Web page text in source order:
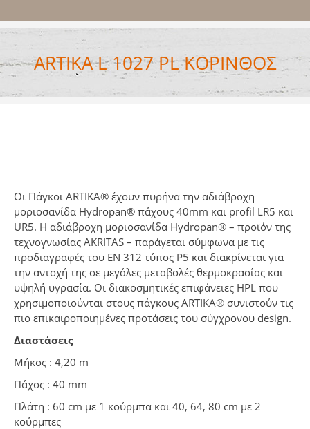
ARTIKA L 1027 PL ΚΟΡΙΝΘΟΣ
Οι Πάγκοι ARTIKA® έχουν πυρήνα την αδιάβροχη
μοριοσανίδα Ηydropan® πάχους 40mm και profil LR5 και
UR5. H αδιάβροχη μοριοσανίδα Hydropan® – προϊόν της
τεχνογνωσίας AKRITAS – παράγεται σύμφωνα με τις
προδιαγραφές του ΕΝ 312 τύπος P5 και διακρίνεται για
την αντοχή της σε μεγάλες μεταβολές θερμοκρασίας και
υψηλή υγρασία. Οι διακοσμητικές επιφάνειες HPL που
χρησιμοποιούνται στους πάγκους ARTIKA® συνιστούν τις
πιο επικαιροποιημένες προτάσεις του σύγχρονου design.
Διαστάσεις
Μήκος : 4,20 m
Πάχος : 40 mm
Πλάτη : 60 cm με 1 κούρμπα και 40, 64, 80 cm με 2
κούρμπες